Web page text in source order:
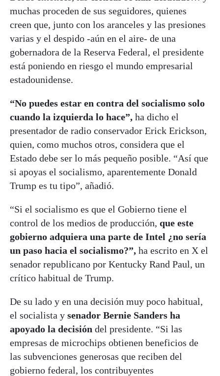
muchas proceden de sus seguidores, quienes
creen que, junto con los aranceles y las presiones
varias y el despido -aún en el aire- de una
gobernadora de la Reserva Federal, el presidente
está poniendo en riesgo el mundo empresarial
estadounidense.
“No puedes estar en contra del socialismo solo
cuando la izquierda lo hace”, ha dicho el
presentador de radio conservador Erick Erickson,
quien, como muchos otros, considera que el
Estado debe ser lo más pequeño posible. “Así que
si apoyas el socialismo, aparentemente Donald
Trump es tu tipo”, añadió.
“Si el socialismo es que el Gobierno tiene el
control de los medios de producción, que este
gobierno adquiera una parte de Intel ¿no sería
un paso hacia el socialismo?”, ha escrito en X el
senador republicano por Kentucky Rand Paul, un
crítico habitual de Trump.
De su lado y en una decisión muy poco habitual,
el socialista y senador Bernie Sanders ha
apoyado la decisión del presidente. “Si las
empresas de microchips obtienen beneficios de
las subvenciones generosas que reciben del
gobierno federal, los contribuyentes